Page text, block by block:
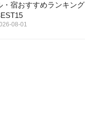
・宿おすすめランキング
08-01